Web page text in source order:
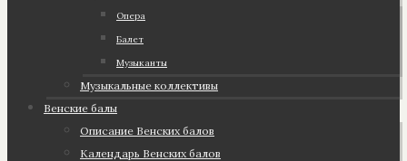
Опера
Балет
Музыканты
Музыкальные коллективы
Венские балы
Описание Венских балов
Календарь Венских балов